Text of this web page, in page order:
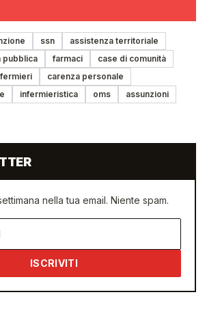
ssn
assistenza territoriale
pubblica farmaci
case di comunità
carenza personale
infermieristica oms
assunzioni
nella tua email. Niente spam.
ISCRIVITI